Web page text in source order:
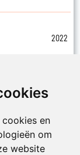
en
om
website
2022